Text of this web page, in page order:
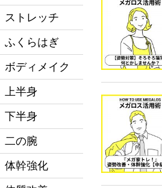
ストレッチ
ふくらはぎ
ボディメイク
上半身
下半身
二の腕
体幹強化